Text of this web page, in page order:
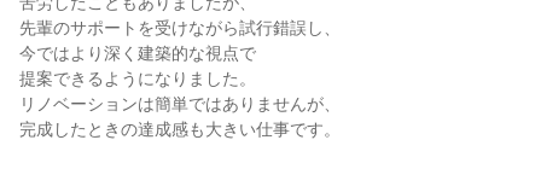
先輩のサポートを受けながら試行錯誤し、
今ではより深く建築的な視点で
提案できるようになりました。
リノベーションは簡単ではありませんが、
完成したときの達成感も大きい仕事です。